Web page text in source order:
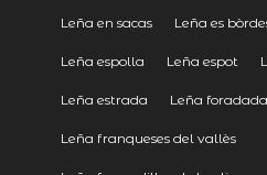
Leña en sacas Leña es
Leña espolla Leña espot
Leña estrada Leña foradada
Leña franqueses del vallès